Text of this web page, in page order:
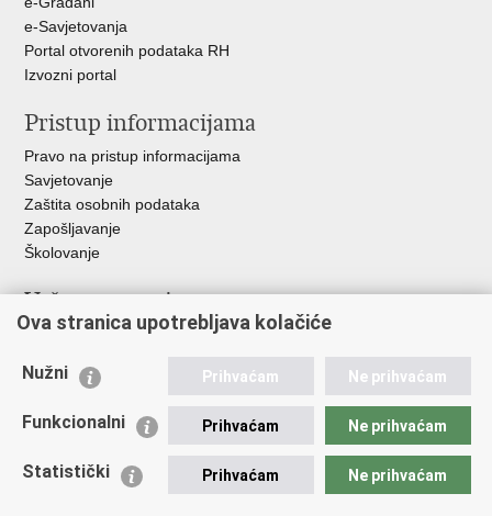
e-Savjetovanja
Portal otvorenih podataka RH
Izvozni portal
Pristup informacijama
Pravo na pristup informacijama
Savjetovanje
Zaštita osobnih podataka
Zapošljavanje
Školovanje
Važne poveznice
Ministarstvo unutarnjih poslova
Udruge
Policijska akademija
Zaklada policijske solidarnosti
Ova stranica upotrebljava kolačiće
Nužni Prihvaćam Ne prihvaćam
Funkcionalni Prihvaćam Ne prihvaćam
Statistički Prihvaćam Ne prihvaćam